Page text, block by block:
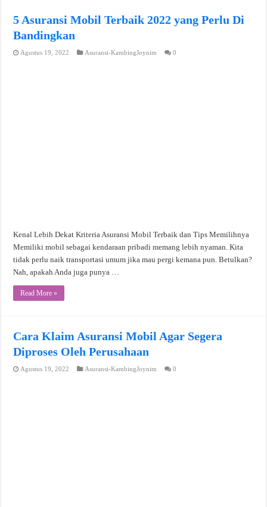
5 Asuransi Mobil Terbaik 2022 yang Perlu Di
Bandingkan
Agustus 19, 2022 Asuransi-KambingJoynim 0
Kenal Lebih Dekat Kriteria Asuransi Mobil Terbaik dan Tips Memilihnya
Memiliki mobil sebagai kendaraan pribadi memang lebih nyaman. Kita
tidak perlu naik transportasi umum jika mau pergi kemana pun. Betulkan?
Nah, apakah Anda juga punya …
Read More »
Cara Klaim Asuransi Mobil Agar Segera
Diproses Oleh Perusahaan
Agustus 19, 2022 Asuransi-KambingJoynim 0